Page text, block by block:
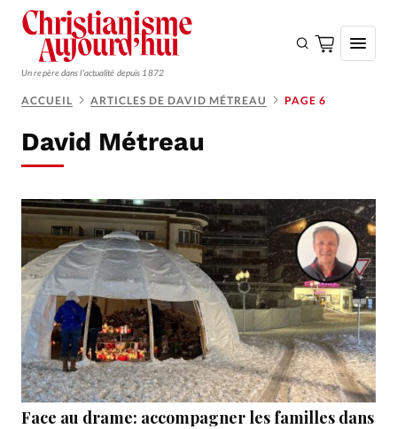
Un repère dans l'actualité depuis 1872
Monde
Opinions
Tous les articles
Faire un don
Emploi
Se connecter
Édition: Internationale
ACCUEIL ARTICLES DE DAVID MÉTREAU PAGE 6
David Métreau
Face au drame: accompagner les familles dans